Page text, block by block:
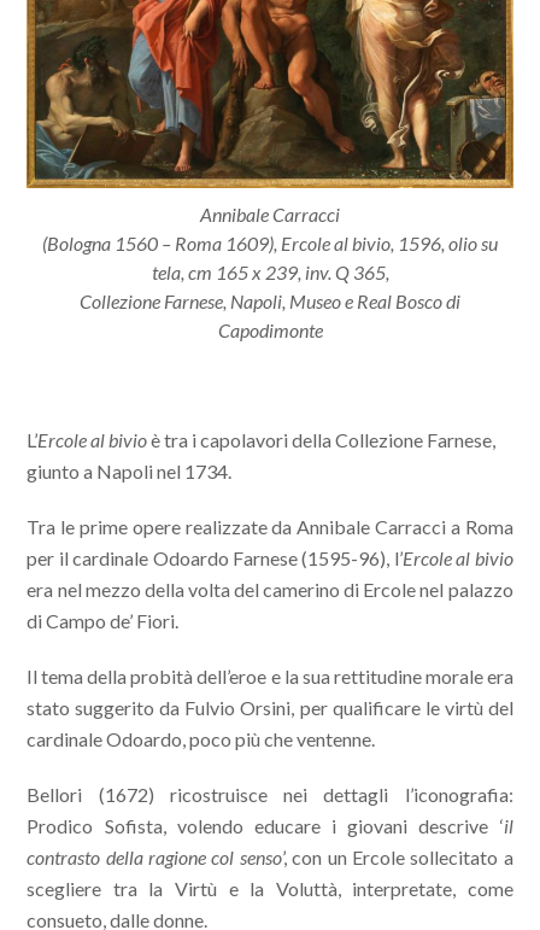
Annibale Carracci
(Bologna 1560 – Roma 1609), Ercole al bivio, 1596, olio su
tela, cm 165 x 239, inv. Q 365,
Collezione Farnese, Napoli, Museo e Real Bosco di
Capodimonte
L’Ercole al bivioè tra i capolavori della Collezione Farnese,
giunto a Napoli nel 1734.
Tra le prime opere realizzate da Annibale Carracci a Roma
per il cardinale Odoardo Farnese (1595-96), l’Ercole al bivio
era nel mezzo della volta del camerino di Ercole nel palazzo
di Campo de’ Fiori.
Il tema della probità dell’eroe e la sua rettitudine morale era
stato suggerito da Fulvio Orsini, per qualificare le virtù del
cardinale Odoardo, poco più che ventenne.
Bellori (1672) ricostruisce nei dettagli l’iconografia:
Prodico Sofista, volendo educare i giovani descrive ‘il
contrasto della ragione col senso’, con un Ercole sollecitato a
scegliere tra la Virtù e la Voluttà, interpretate, come
consueto, dalle donne.